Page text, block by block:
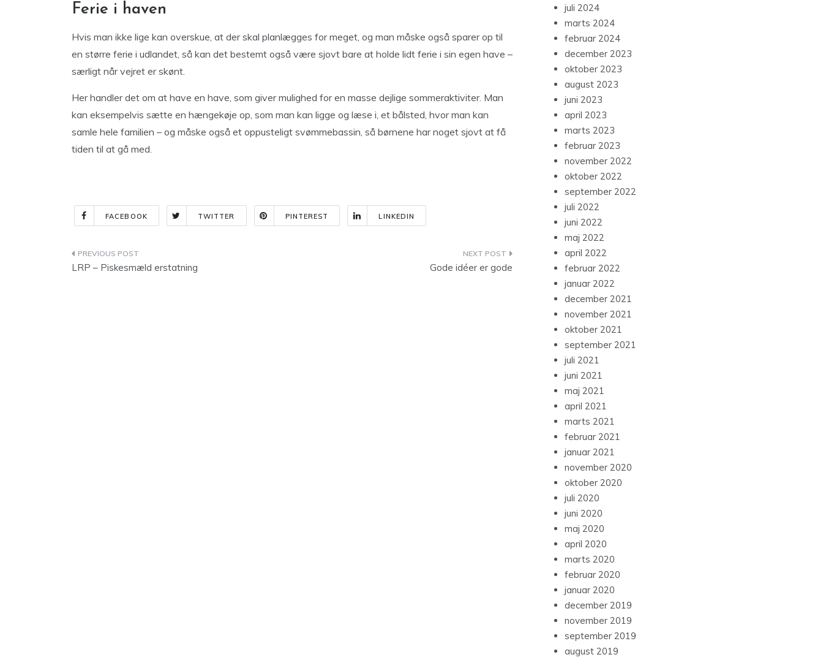
Ferie i haven
Hvis man ikke lige kan overskue, at der skal planlægges for meget, og man måske også sparer op til
en større ferie i udlandet, så kan det bestemt også være sjovt bare at holde lidt ferie i sin egen have –
særligt når vejret er skønt.
Her handler det om at have en have, som giver mulighed for en masse dejlige sommeraktiviter. Man
kan eksempelvis sætte en hængekøje op, som man kan ligge og læse i, et bålsted, hvor man kan
samle hele familien – og måske også et oppusteligt svømmebassin, så børnene har noget sjovt at få
tiden til at gå med.
FACEBOOK TWITTER PINTEREST LINKEDIN
Indlægsnavigation
LRP – Piskesmæld erstatning Gode idéer er gode
juli 2024
marts 2024
februar 2024
december 2023
oktober 2023
august 2023
juni 2023
april 2023
marts 2023
februar 2023
november 2022
oktober 2022
september 2022
juli 2022
juni 2022
maj 2022
april 2022
februar 2022
januar 2022
december 2021
november 2021
oktober 2021
september 2021
juli 2021
juni 2021
maj 2021
april 2021
marts 2021
februar 2021
januar 2021
november 2020
oktober 2020
juli 2020
juni 2020
maj 2020
april 2020
marts 2020
februar 2020
januar 2020
december 2019
november 2019
september 2019
august 2019